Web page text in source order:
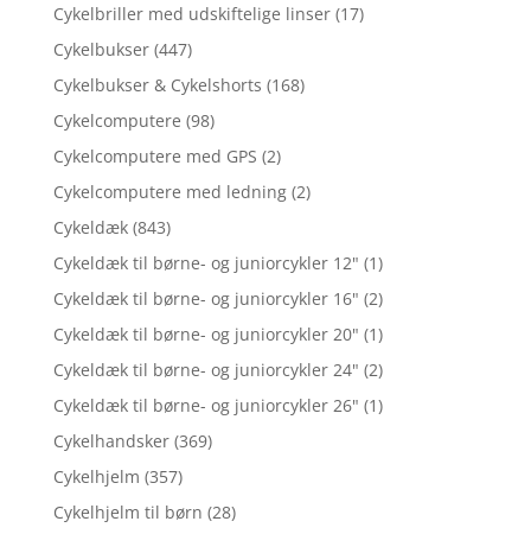
Cykelbriller med udskiftelige linser (17)
Cykelbukser (447)
Cykelbukser & Cykelshorts (168)
Cykelcomputere (98)
Cykelcomputere med GPS (2)
Cykelcomputere med ledning (2)
Cykeldæk (843)
Cykeldæk til børne- og juniorcykler 12" (1)
Cykeldæk til børne- og juniorcykler 16" (2)
Cykeldæk til børne- og juniorcykler 20" (1)
Cykeldæk til børne- og juniorcykler 24" (2)
Cykeldæk til børne- og juniorcykler 26" (1)
Cykelhandsker (369)
Cykelhjelm (357)
Cykelhjelm til børn (28)